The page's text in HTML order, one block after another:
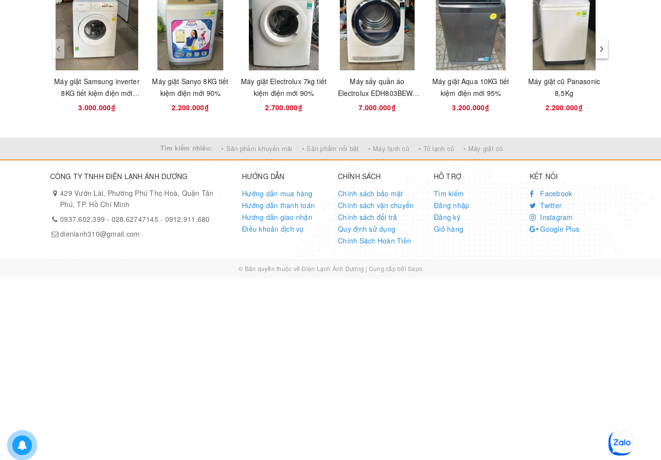
lợiMáy giặt được trang bị
nhiều tính năng được lập
trình sẵn giúp bạn tiện lợi
hơn trong quá trình sử
dụng, giúp công việc gia
đình trở nên thú vị hơn
điệnMỗi khi mất điện đột ngột và khi có
điện trở lại, không phải lúc nào bạn cũng
nhớ bật lại máy. Với chức năng tự khởi
động lại khi có điện lại, máy giặt sẽ tự
động cài đặt và giữ nguyên các chế độ
như thời điểm trước khi mất điện
Thiết kế đẹpMáy Giặt LG WF-S7817PS 7.8
kg lồng đứng với bề ngoài được thiết kế
hiện đại, bên trong lại được trang bị lồng
giặt thép không rỉ với nhiều tính năng và
công nghệ giặt mới.
Máy giặt Samsung inverter
8KG tiết kiệm điện mới
95%
3.000.000₫
Máy giặt Sanyo 8KG tiết
kiệm điện mới 90%
2.200.000₫
Máy giặt Electrolux 7kg tiết
kiệm điện mới 90%
2.700.000₫
Máy sấy quần áo
Electrolux EDH803BEWA
8kg UltimateCare 800
7.000.000₫
Máy giặt Aqua 10KG tiết
kiệm điện mới 95%
3.200.000₫
Máy giặt cũ Panasonic
8,5Kg
2.200.000₫
prev
Tìm kiếm nhiều: • Sản phẩm khuyến mãi • Sản phẩm nổi bật • Máy lạnh cũ • Tủ lạnh cũ • Máy giặt cũ
CÔNG TY TNHH ĐIỆN LẠNH ÁNH DƯƠNG
429 Vườn Lài, Phường Phú Thọ Hoà, Quận Tân
Phú, TP. Hồ Chí Minh
0937.602.399 - 028.62747145 - 0912.911.680
dienlanh310@gmail.com
HƯỚNG DẪN
Hướng dẫn mua hàng
Hướng dẫn thanh toán
Hướng dẫn giao nhận
Điều khoản dịch vụ
CHÍNH SÁCH
Chính sách bảo mật
Chính sách vận chuyển
Chính sách đổi trả
Quy định sử dụng
Chính Sách Hoàn Tiền
HỖ TRỢ
Tìm kiếm
Đăng nhập
Đăng ký
Giỏ hàng
KẾT NỐI
Facebook
Twitter
Instagram
Google Plus
© Bản quyền thuộc vềĐiện Lạnh Ánh Dương | Cung cấp bởi Sapo